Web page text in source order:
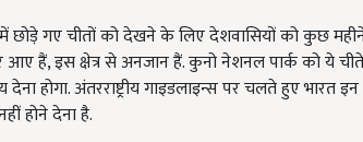
गए चीतों को देखने के लिए देशवासियों को कुछ महीने
हैं, इस क्षेत्र से अनजान हैं. कुनो नेशनल पार्क को ये
होगा. अंतरराष्ट्रीय गाइडलाइन्स पर चलते हुए भारत
होने देना है.